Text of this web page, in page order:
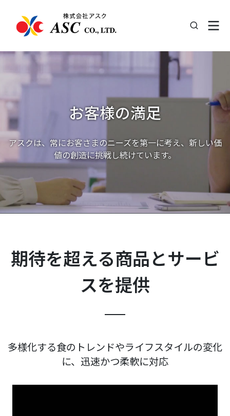
お客様の満足
アスクは、常にお客さまのニーズを第一に考え、新しい価
値の創造に挑戦し続けています。
期待を超える商品とサービ
スを提供
多様化する食のトレンドやライフスタイルの変化
に、 迅速かつ柔軟に対応